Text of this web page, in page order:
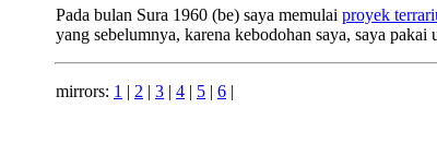
Pada bulan Sura 1960 (be) saya memulai proyek
yang sebelumnya, karena kebodohan saya, saya
mirrors: 1 | 2 | 3 | 4 | 5 | 6 |